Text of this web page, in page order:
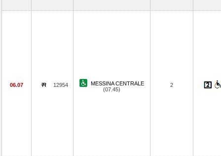
06.07 12954
MESSINA CENTRALE
(07.45)
2